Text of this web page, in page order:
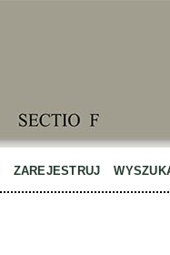
ZAREJESTRUJ